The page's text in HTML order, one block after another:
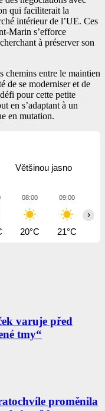
qui faciliterait la
intérieur de l’UE. Ces
Marin s’efforce
à préserver son
chemins entre le maintien
de se moderniser et de
pour cette petite
en s’adaptant à un
en mutation.
Většinou jasno
08:00
20°C
09:00
21°C
›
varuje před
tmy“
proměnila